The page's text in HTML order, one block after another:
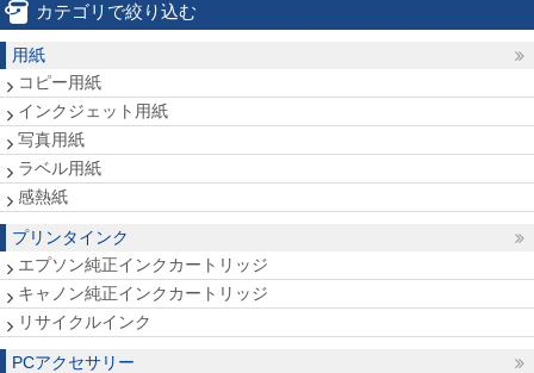
カテゴリで絞り込む
用紙
コピー用紙
インクジェット用紙
写真用紙
ラベル用紙
感熱紙
プリンタインク
エプソン純正インクカートリッジ
キャノン純正インクカートリッジ
リサイクルインク
PCアクセサリー